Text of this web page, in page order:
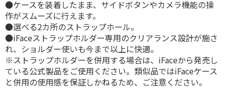
●ケースを装着したまま、サイドボタンやカメラ機能の操
作がスムーズに行えます。
●選べる2カ所のストラップホール。
●iFaceストラップホルダー専用のクリアランス設計が施さ
れ、ショルダー使いも今まで以上に快適。
※ストラップホルダーを併用する場合は、iFaceから発売し
ている公式製品をご使用ください。類似品ではiFaceケース
と併用の使用感を保証しかねるため、ご注意ください。